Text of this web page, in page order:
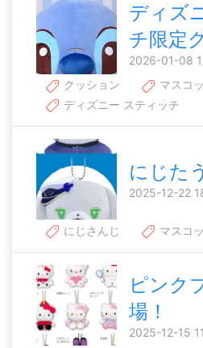
ディズ
チ限定
2026-01-08
クッション
マスコ
ディズニー スティッチ
にじた
2025-12-22
にじさんじ マスコ
ピンク
場！
2025-12-15